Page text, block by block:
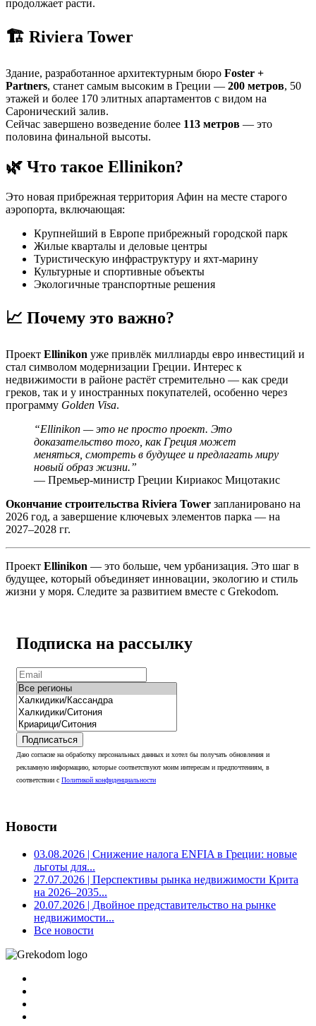
продолжает расти.
🏗 Riviera Tower
Здание, разработанное архитектурным бюро Foster +
Partners, станет самым высоким в Греции — 200 метров, 50
этажей и более 170 элитных апартаментов с видом на
Саронический залив.
Сейчас завершено возведение более 113 метров — это
половина финальной высоты.
🌿 Что такое Ellinikon?
Это новая прибрежная территория Афин на месте старого
аэропорта, включающая:
Крупнейший в Европе прибрежный городской парк
Жилые кварталы и деловые центры
Туристическую инфраструктуру и яхт-марину
Культурные и спортивные объекты
Экологичные транспортные решения
📈 Почему это важно?
Проект Ellinikon уже привлёк миллиарды евро инвестиций и
стал символом модернизации Греции. Интерес к
недвижимости в районе растёт стремительно — как среди
греков, так и у иностранных покупателей, особенно через
программу Golden Visa.
“Ellinikon — это не просто проект. Это
доказательство того, как Греция может
меняться, смотреть в будущее и предлагать миру
новый образ жизни.”
— Премьер-министр Греции Кириакос Мицотакис
Окончание строительства Riviera Tower запланировано на
2026 год, а завершение ключевых элементов парка — на
2027–2028 гг.
Проект Ellinikon — это больше, чем урбанизация. Это шаг в
будущее, который объединяет инновации, экологию и стиль
жизни у моря. Следите за развитием вместе с Grekodom.
Подписка на рассылку
Подписаться
Даю согласие на обработку персональных данных и хотел бы получать обновления и
рекламную информацию, которые соответствуют моим интересам и предпочтениям, в
соответствии с Политикой конфиденциальности
Новости
03.08.2026 | Снижение налога ENFIA в Греции: новые
льготы для...
27.07.2026 | Перспективы рынка недвижимости Крита
на 2026–2035...
20.07.2026 | Двойное представительство на рынке
недвижимости...
Все новости